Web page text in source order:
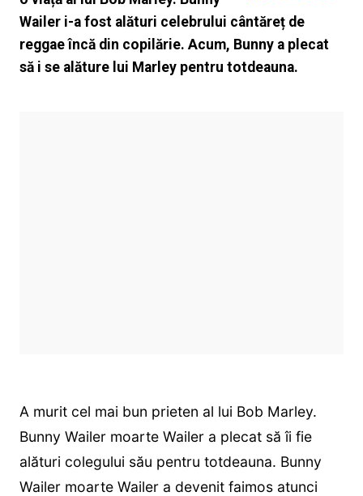
Wailer i-a fost alături celebrului cântăreț de
reggae încă din copilărie. Acum, Bunny a plecat
să i se alăture lui Marley pentru totdeauna.
A murit cel mai bun prieten al lui Bob Marley.
Bunny Wailer moarte Wailer a plecat să îi fie
alături colegului său pentru totdeauna. Bunny
Wailer moarte Wailer a devenit faimos atunci